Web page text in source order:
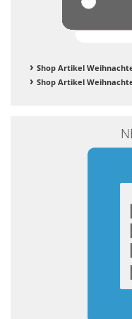
Shop Artikel
Shop Artikel